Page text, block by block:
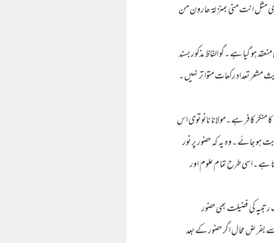
مثل انت منی بمنز لۃ ھارون من
ہو گیا ہے ۔گو الفاظ مذکور بسند
مشعر تعداد رکعات متوا تر نہیں ۔
منکر کافر ہے ۔مولانا نانو توی اس
ہو جائے ۔وہ یہ کہ حضور پر نور
ہے ۔اسی طرح تمام علوم اور
رتبیہ کی فضیلت بھی حضور
ض محال اگر حضور کے بعد